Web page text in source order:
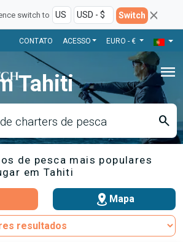
switch to Switch
CONTATO ACESSO EURO - €
menu
Tahiti
charters de pesca search
de pesca mais populares
em Tahiti
Mapa